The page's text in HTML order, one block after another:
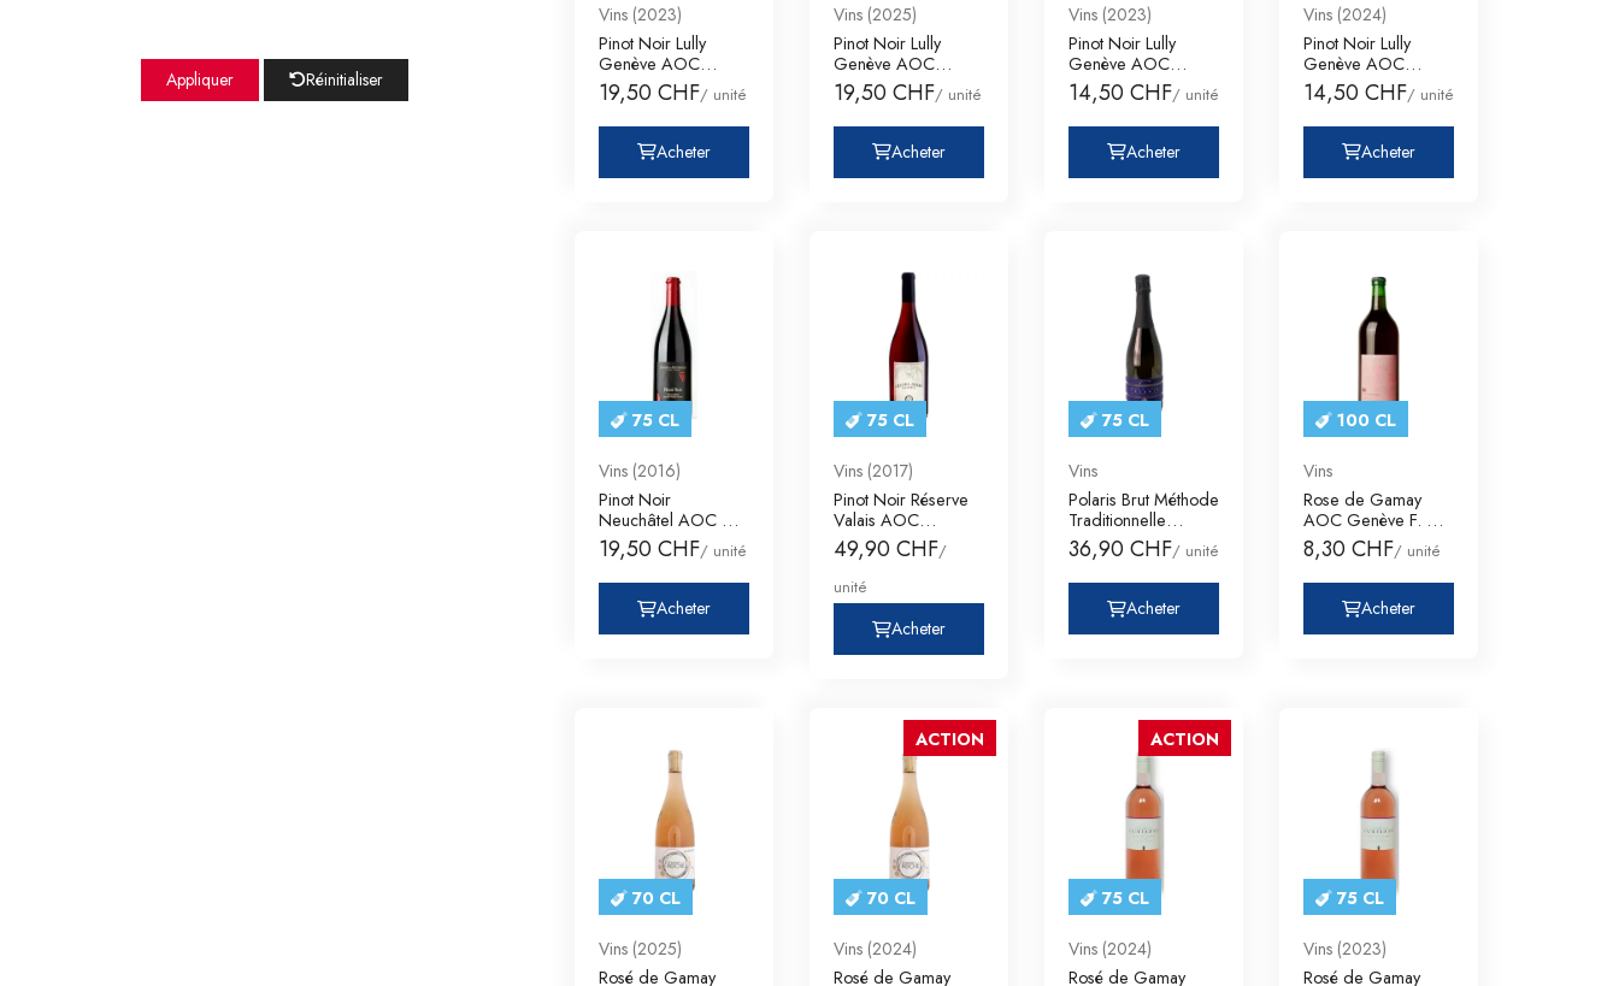
Appliquer Réinitialiser
Vins (2023)
Pinot Noir Lully
Genève AOC
Domaine des
Curiades
19,50 CHF/ unité
Acheter
Vins (2025)
Pinot Noir Lully
Genève AOC
Domaine des
Curiades
19,50 CHF/ unité
Acheter
Vins (2023)
Pinot Noir Lully
Genève AOC
Domaine des
Curiades
14,50 CHF/ unité
Acheter
Vins (2024)
Pinot Noir Lully
Genève AOC
Domaine des
Curiades
14,50 CHF/ unité
Acheter
75 CL
Vins (2016)
Pinot Noir
Neuchâtel AOC De
Montmollin
19,50 CHF/ unité
Acheter
75 CL
Vins (2017)
Pinot Noir Réserve
Valais AOC
Domaine des Muses
49,90 CHF/
unité
Acheter
75 CL
Vins
Polaris Brut Méthode
Traditionnelle
Coteaux de Da
36,90 CHF/ unité
Acheter
100 CL
Vins
Rose de Gamay
AOC Genève F. &
L. Mistral à Darda
8,30 CHF/ unité
Acheter
70 CL
Vins (2025)
Rosé de Gamay
70 CL
Vins (2024)
Rosé de Gamay
ACTION
75 CL
Vins (2024)
Rosé de Gamay
ACTION
75 CL
Vins (2023)
Rosé de Gamay